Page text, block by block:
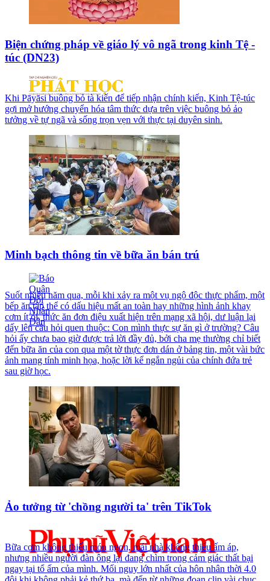
Biện chứng pháp về giáo lý vô ngã trong kinh Tệ -
túc (DN23)
Khi Pāyāsi buông bỏ tà kiến để tiếp nhận chính kiến, Kinh Tệ-túc
gợi mở hướng chuyển hóa tâm thức dựa trên việc buông bỏ ảo
tưởng về tự ngã và sống trọn vẹn với thực tại duyên sinh.
Minh bạch thông tin về bữa ăn bán trú
Suốt nhiều năm qua, mỗi khi xảy ra một vụ ngộ độc thực phẩm, một
bếp ăn tập thể có dấu hiệu mất an toàn hay những hình ảnh khay
cơm ít ỏi, thức ăn đơn điệu xuất hiện trên mạng xã hội, dư luận lại
dấy lên câu hỏi quen thuộc: Con mình thực sự ăn gì ở trường? Câu
hỏi ấy chưa bao giờ được trả lời đầy đủ, bởi cha mẹ thường chỉ biết
đến bữa ăn của con qua một tờ thực đơn dán ở bảng tin, một vài bức
ảnh mang tính minh họa, hoặc lời kể ngắn ngủi của chính đứa trẻ
sau giờ học.
Ảo tưởng từ 'chồng người ta' trên TikTok
Bữa cơm không thiếu món ngon, mái nhà không thiếu ấm áp,
nhưng nhiều người đàn ông lại đang chìm trong cảm giác thất bại
ngay tại tổ ấm của mình. Mối nguy lớn nhất của hôn nhân thời 4.0